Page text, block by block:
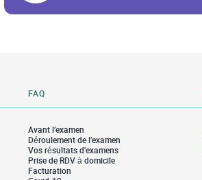
FAQ
Avant l’examen
Déroulement de l’examen
Vos résultats d'examens
Prise de RDV à domicile
Facturation